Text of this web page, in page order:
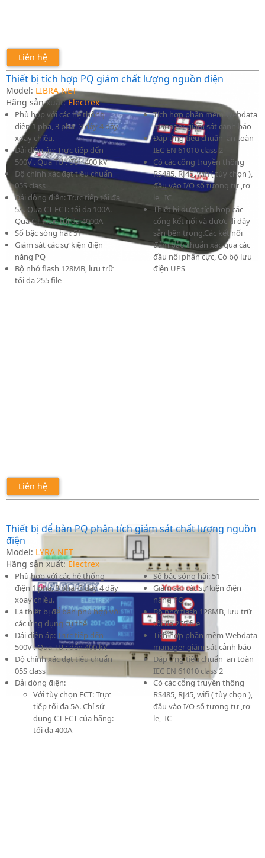
Liên hệ
Thiết bị tích hợp PQ giám chất lượng nguồn điện
Model: LIBRA NET
Hãng sản xuất:Electrex
Phù hợp với các hệ thống
điện 1 pha, 3 pha -3 dây 4 dây
xoay chiều.
Dải điện áp: Trực tiếp đến
500V . Qua TU : đến 400 kV
Độ chính xác đạt tiêu chuẩn
05S class
Dải dòng điện: Trực tiếp tối đa
5A. Qua CT ECT: tối đa 100A.
Qua CT Flex: tối đa 4000A
Số bậc sóng hài: 51
Giám sát các sự kiện điện
năng PQ
Bộ nhớ flash 128MB, lưu trữ
tối đa 255 file
Tích hợp phần mềm Webdata
manager giám sát cảnh báo
Đáp ứng tiêu chuẩn an toàn
IEC EN 61010 class 2
Có các cổng truyền thông
RS485, RJ45, wifi ( tùy chọn ),
đầu vào I/O số tương tự ,rơ
le, IC
Thiết bị được tích hợp các
cổng kết nối và được đi dây
sẵn bên trong.Các kết nối
đảm bảo chuẩn xác qua các
đầu nối phân cực, Có bộ lưu
điện UPS
Liên hệ
Thiết bị để bàn PQ phân tích giám sát chất lượng nguồn
điện
Model: LYRA NET
Hãng sản xuất:Electrex
Phù hợp với các hệ thống
điện 1 pha, 3 pha -3 dây 4 dây
xoay chiều.
Là thiết bị để bàn phù hợp với
các ứng dụng cụ thể
Dải điện áp: Trực tiếp đến
500V . Qua TU : đến 400 kV
Độ chính xác đạt tiêu chuẩn
05S class
Dải dòng điện:
Với tùy chọn ECT: Trực
tiếp tối đa 5A. Chỉ sử
dụng CT ECT của hãng:
tối đa 400A
Số bậc sóng hài: 51
Giám sát các sự kiện điện
năng PQ
Bộ nhớ flash 128MB, lưu trữ
tối đa 255 file
Tích hợp phần mềm Webdata
manager giám sát cảnh báo
Đáp ứng tiêu chuẩn an toàn
IEC EN 61010 class 2
Có các cổng truyền thông
RS485, RJ45, wifi ( tùy chọn ),
đầu vào I/O số tương tự ,rơ
le, IC